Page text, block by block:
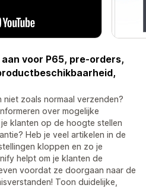
voor P65, pre-orders,
niet zoals normaal verzenden?
over mogelijke
klanten op de hoogte stellen
Heb je veel artikelen in de
kloppen en zo je
helpt om je klanten de
voordat ze doorgaan naar de
Toon duidelijke,